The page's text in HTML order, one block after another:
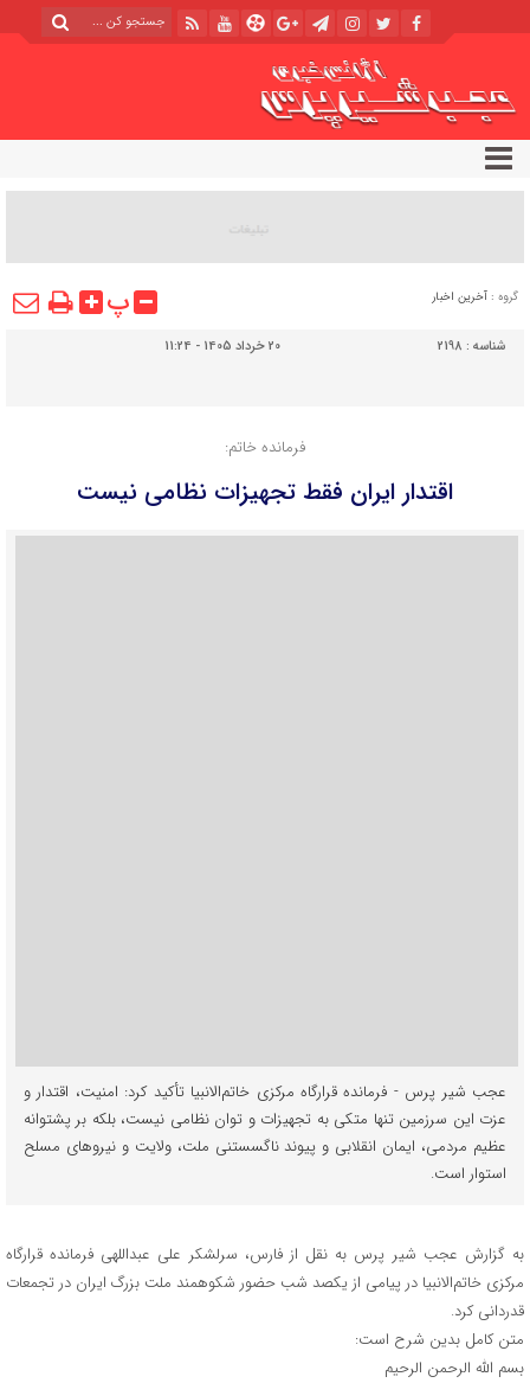
گروه : آخرین اخبار پ
شناسه : 2198 20 خرداد 1405 - 11:24
فرمانده خاتم‌:
اقتدار ایران فقط تجهیزات نظامی نیست
عجب شیر پرس - فرمانده قرارگاه مرکزی خاتم‌الانبیا تأکید کرد: امنیت، اقتدار و
عزت این سرزمین تنها متکی به تجهیزات و توان نظامی نیست، بلکه بر پشتوانه
عظیم مردمی، ایمان انقلابی و پیوند ناگسستنی ملت، ولایت و نیروهای مسلح
استوار است.
به گزارش عجب شیر پرس به نقل از فارس، سرلشکر علی عبداللهی فرمانده قرارگاه
مرکزی خاتم‌الانبیا در پیامی از یکصد شب حضور شکوهمند ملت بزرگ ایران در تجمعات
قدردانی کرد.
متن کامل بدین شرح است:
بسم الله الرحمن الرحیم